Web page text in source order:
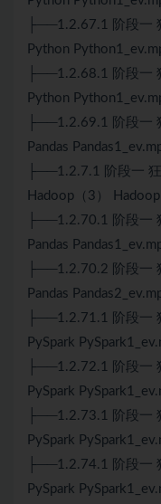
├──1.2.67.1 阶段一
Python
├──1.2.68.1 阶段一
Python
├──1.2.69.1 阶段一
Pandas
├──1.2.7.1 阶段一
Hadoop（3）
├──1.2.70.1 阶段一
Pandas
├──1.2.70.2 阶段一
Pandas
├──1.2.71.1 阶段一
PySpark
├──1.2.72.1 阶段一
PySpark
├──1.2.73.1 阶段一
PySpark
├──1.2.74.1 阶段一
PySpark